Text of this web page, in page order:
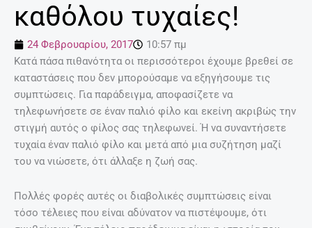
καθόλου τυχαίες!
24 Φεβρουαρίου, 2017
10:57 πμ
Κατά πάσα πιθανότητα οι περισσότεροι έχουμε βρεθεί σε
καταστάσεις που δεν μπορούσαμε να εξηγήσουμε τις
συμπτώσεις. Για παράδειγμα, αποφασίζετε να
τηλεφωνήσετε σε έναν παλιό φίλο και εκείνη ακριβώς την
στιγμή αυτός ο φίλος σας τηλεφωνεί. Ή να συναντήσετε
τυχαία έναν παλιό φίλο και μετά από μια συζήτηση μαζί
του να νιώσετε, ότι άλλαξε η ζωή σας.
Πολλές φορές αυτές οι διαβολικές συμπτώσεις είναι
τόσο τέλειες που είναι αδύνατον να πιστέψουμε, ότι